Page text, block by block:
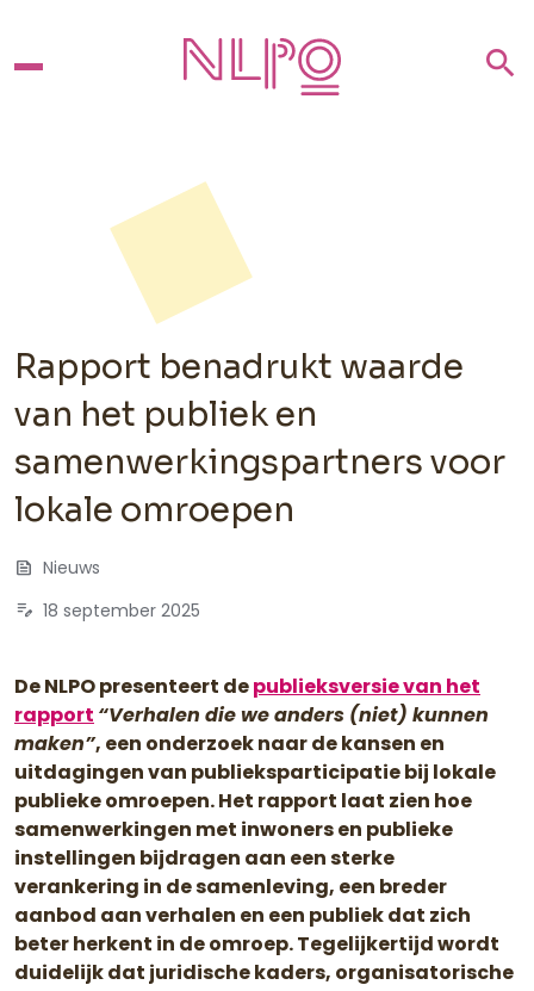
search
Rapport benadrukt waarde
van het publiek en
samenwerkingspartners voor
lokale omroepen
feed Nieuws
edit_note 18 september 2025
De NLPO presenteert depublieksversie van het
rapport “Verhalen die we anders (niet) kunnen
maken”, een onderzoek naar de kansen en
uitdagingen van publieksparticipatie bij lokale
publieke omroepen. Het rapport laat zien hoe
samenwerkingen met inwoners en publieke
instellingen bijdragen aan een sterke
verankering in de samenleving, een breder
aanbod aan verhalen en een publiek dat zich
beter herkent in de omroep. Tegelijkertijd wordt
duidelijk dat juridische kaders, organisatorische